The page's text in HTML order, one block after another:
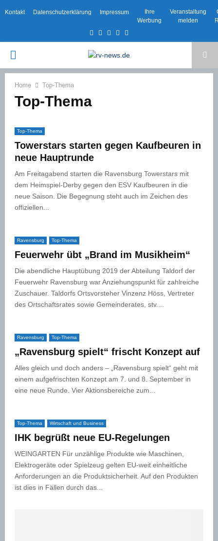
Kontakt Datenschutzerklärung Impressum
Ihre
Werbung
Veranstaltung
melden
Facebook
TwitterInstagram
Email
PRIMARY
MENU
Home Top-Thema
Top-Thema
Top-Thema
Towerstars starten gegen Kaufbeuren in
neue Hauptrunde
Am Freitagabend starten die Ravensburg Towerstars mit
dem Heimspiel-Derby gegen den ESV Kaufbeuren in die
neue Saison. Die Begegnung steht auch im Zeichen des
offiziellen...
Ravensburg Top-Thema
Feuerwehr übt „Brand im Musikheim“
Die abendliche Hauptübung 2019 der Abteilung Taldorf der
Feuerwehr Ravensburg war Anziehungspunkt für zahlreiche
Zuschauer. Taldorfs Ortsvorsteher Vinzenz Höss, Vertreter
des Ortschaftsrates sowie Gemeinderates, stv....
Ravensburg Top-Thema
„Ravensburg spielt“ frischt Konzept auf
Alles gleich und doch anders – „Ravensburg spielt“ geht mit
einem aufgefrischten Konzept am 7. und 8. September in
eine neue Runde. Vier Aktionsbereiche zum...
Top-Thema Wirtschaft und Business
IHK begrüßt neue EU-Regelungen
WEINGARTEN Für unzählige Produkte wie Maschinen,
Elektrogeräte oder Spielzeug gelten EU-weit einheitliche
Anforderungen an die Produktsicherheit. Auf den Produkten
ist dies in Fällen durch das...